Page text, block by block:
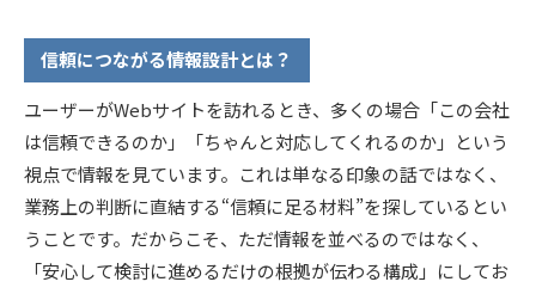
信頼につながる情報設計とは？
ユーザーがWebサイトを訪れるとき、多くの場合「この会社
は信頼できるのか」「ちゃんと対応してくれるのか」という
視点で情報を見ています。これは単なる印象の話ではなく、
業務上の判断に直結する“信頼に足る材料”を探しているとい
うことです。だからこそ、ただ情報を並べるのではなく、
「安心して検討に進めるだけの根拠が伝わる構成」にしてお